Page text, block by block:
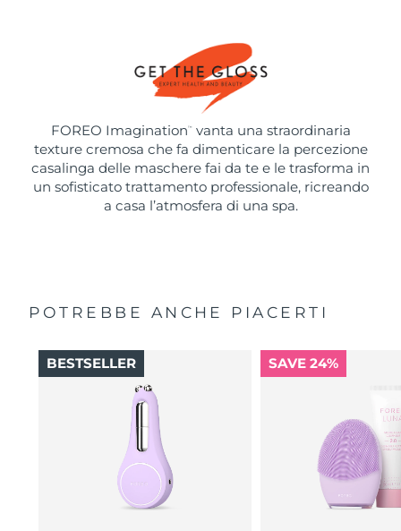
FOREO Imagination ™
vanta una straordinaria
texture cremosa che fa dimenticare la percezione
casalinga delle maschere fai da te e le trasforma in
un sofisticato trattamento professionale, ricreando
a casa l’atmosfera di una spa.
POTREBBE ANCHE PIACERTI
BESTSELLER SAVE 24%